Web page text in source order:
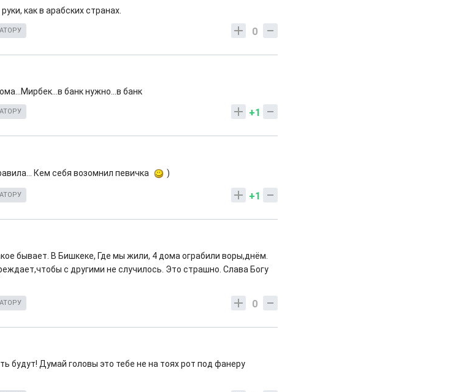
как в арабских странах.
0
банк нужно...в банк
+1
Кем себя возомнил певичка )
+1
бывает. В Бишкеке, Где мы жили, 4 дома ограбили воры,днём.
с другими не случилось. Это страшно. Слава Богу
0
будут! Думай головы это тебе не на тоях рот под фанеру